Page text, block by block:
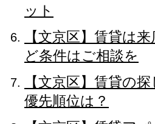
ット
【文京区】賃貸は
ど条件はご相談を
【文京区】賃貸の
優先順位は？